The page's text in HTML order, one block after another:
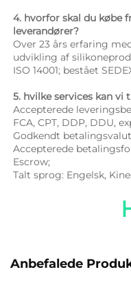
4. hvorfor skal du købe
leverandører?
Over 23 års erfaring
udvikling af
ISO 14001; bestået
5. hvilke services kan vi
Accepterede
FCA, CPT, DDP, DDU,
Godkendt
Accepterede
Escrow;
Talt sprog: Engelsk,
Anbefalede